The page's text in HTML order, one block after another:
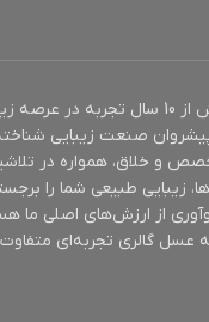
عسل گالری با بیش از 10 سال
پیشروان صنعت زیبایی
و خلاق، همواره در
زیبایی طبیعی شما را
از ارزش‌های اصلی ما
عسل گالری تجربه‌ای